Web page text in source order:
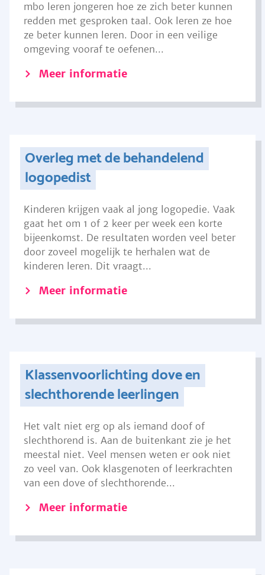
mbo leren jongeren hoe ze zich beter kunnen
redden met gesproken taal. Ook leren ze hoe
ze beter kunnen leren. Door in een veilige
omgeving vooraf te oefenen...
Meer informatie
Overleg met de behandelend
logopedist
Kinderen krijgen vaak al jong logopedie. Vaak
gaat het om 1 of 2 keer per week een korte
bijeenkomst. De resultaten worden veel beter
door zoveel mogelijk te herhalen wat de
kinderen leren. Dit vraagt...
Meer informatie
Klassenvoorlichting dove en
slechthorende leerlingen
Het valt niet erg op als iemand doof of
slechthorend is. Aan de buitenkant zie je het
meestal niet. Veel mensen weten er ook niet
zo veel van. Ook klasgenoten of leerkrachten
van een dove of slechthorende...
Meer informatie